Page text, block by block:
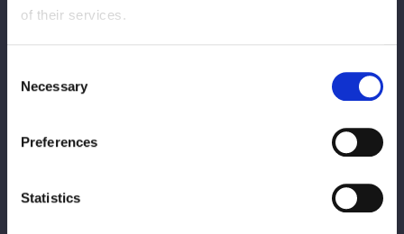
of their services.
Selection
Necessary
Preferences
Statistics